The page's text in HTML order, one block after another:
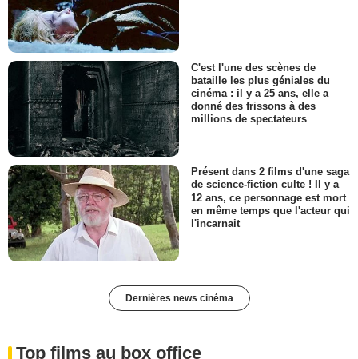
C'est l'une des scènes de
bataille les plus géniales du
cinéma : il y a 25 ans, elle a
donné des frissons à des
millions de spectateurs
Présent dans 2 films d'une saga
de science-fiction culte ! Il y a
12 ans, ce personnage est mort
en même temps que l'acteur qui
l'incarnait
Dernières news cinéma
Top films au box office